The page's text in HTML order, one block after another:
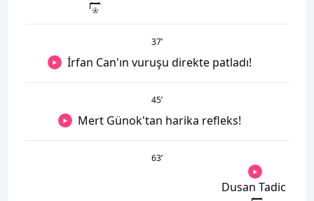
37’
İrfan Can'ın vuruşu direkte patladı!
45’
Mert Günok'tan harika refleks!
63’
Dusan Tadic